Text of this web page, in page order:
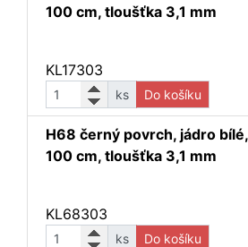
100 cm, tloušťka 3,1 mm
KL17303
ks Do košíku
H68 černý povrch, jádro
100 cm, tloušťka 3,1 mm
KL68303
ks Do košíku